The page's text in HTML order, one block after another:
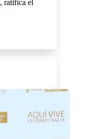
ratifica el